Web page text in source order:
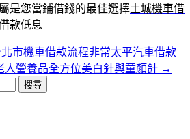
是您當鋪借錢的最佳選擇土城機車借
款低息
市機車借款流程非常太平汽車借款
人營養品全方位美白針與童顏針 →